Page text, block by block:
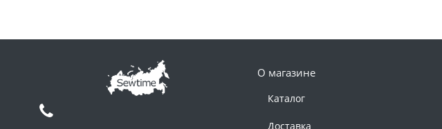
О магазине
Каталог
Доставка